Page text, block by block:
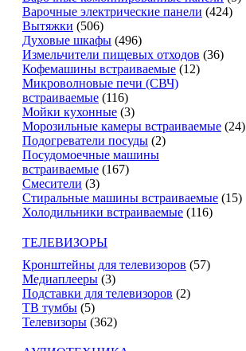
Варочные электрические панели (424)
Вытяжки (506)
Духовые шкафы (496)
Измельчители пищевых отходов (36)
Кофемашины встраиваемые (12)
Микроволновые печи (СВЧ)
встраиваемые (116)
Мойки кухонные (3)
Морозильные камеры встраиваемые (24)
Подогреватели посуды (2)
Посудомоечные машины
встраиваемые (167)
Смесители (3)
Стиральные машины встраиваемые (15)
Холодильники встраиваемые (116)
ТЕЛЕВИЗОРЫ
Кронштейны для телевизоров (57)
Медиаплееры (3)
Подставки для телевизоров (2)
ТВ тумбы (5)
Телевизоры (362)